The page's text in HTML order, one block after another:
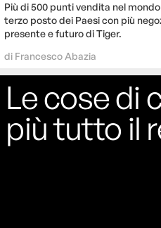
Più di 500 punti vendita nel
terzo posto dei Paesi con più
presente e futuro di Tiger.
di Francesco Abazia
Le cose di
più tutto il